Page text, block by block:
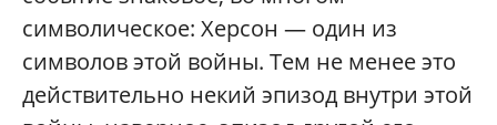
символическое: Херсон — один из
символов этой войны. Тем не менее это
действительно некий эпизод внутри этой